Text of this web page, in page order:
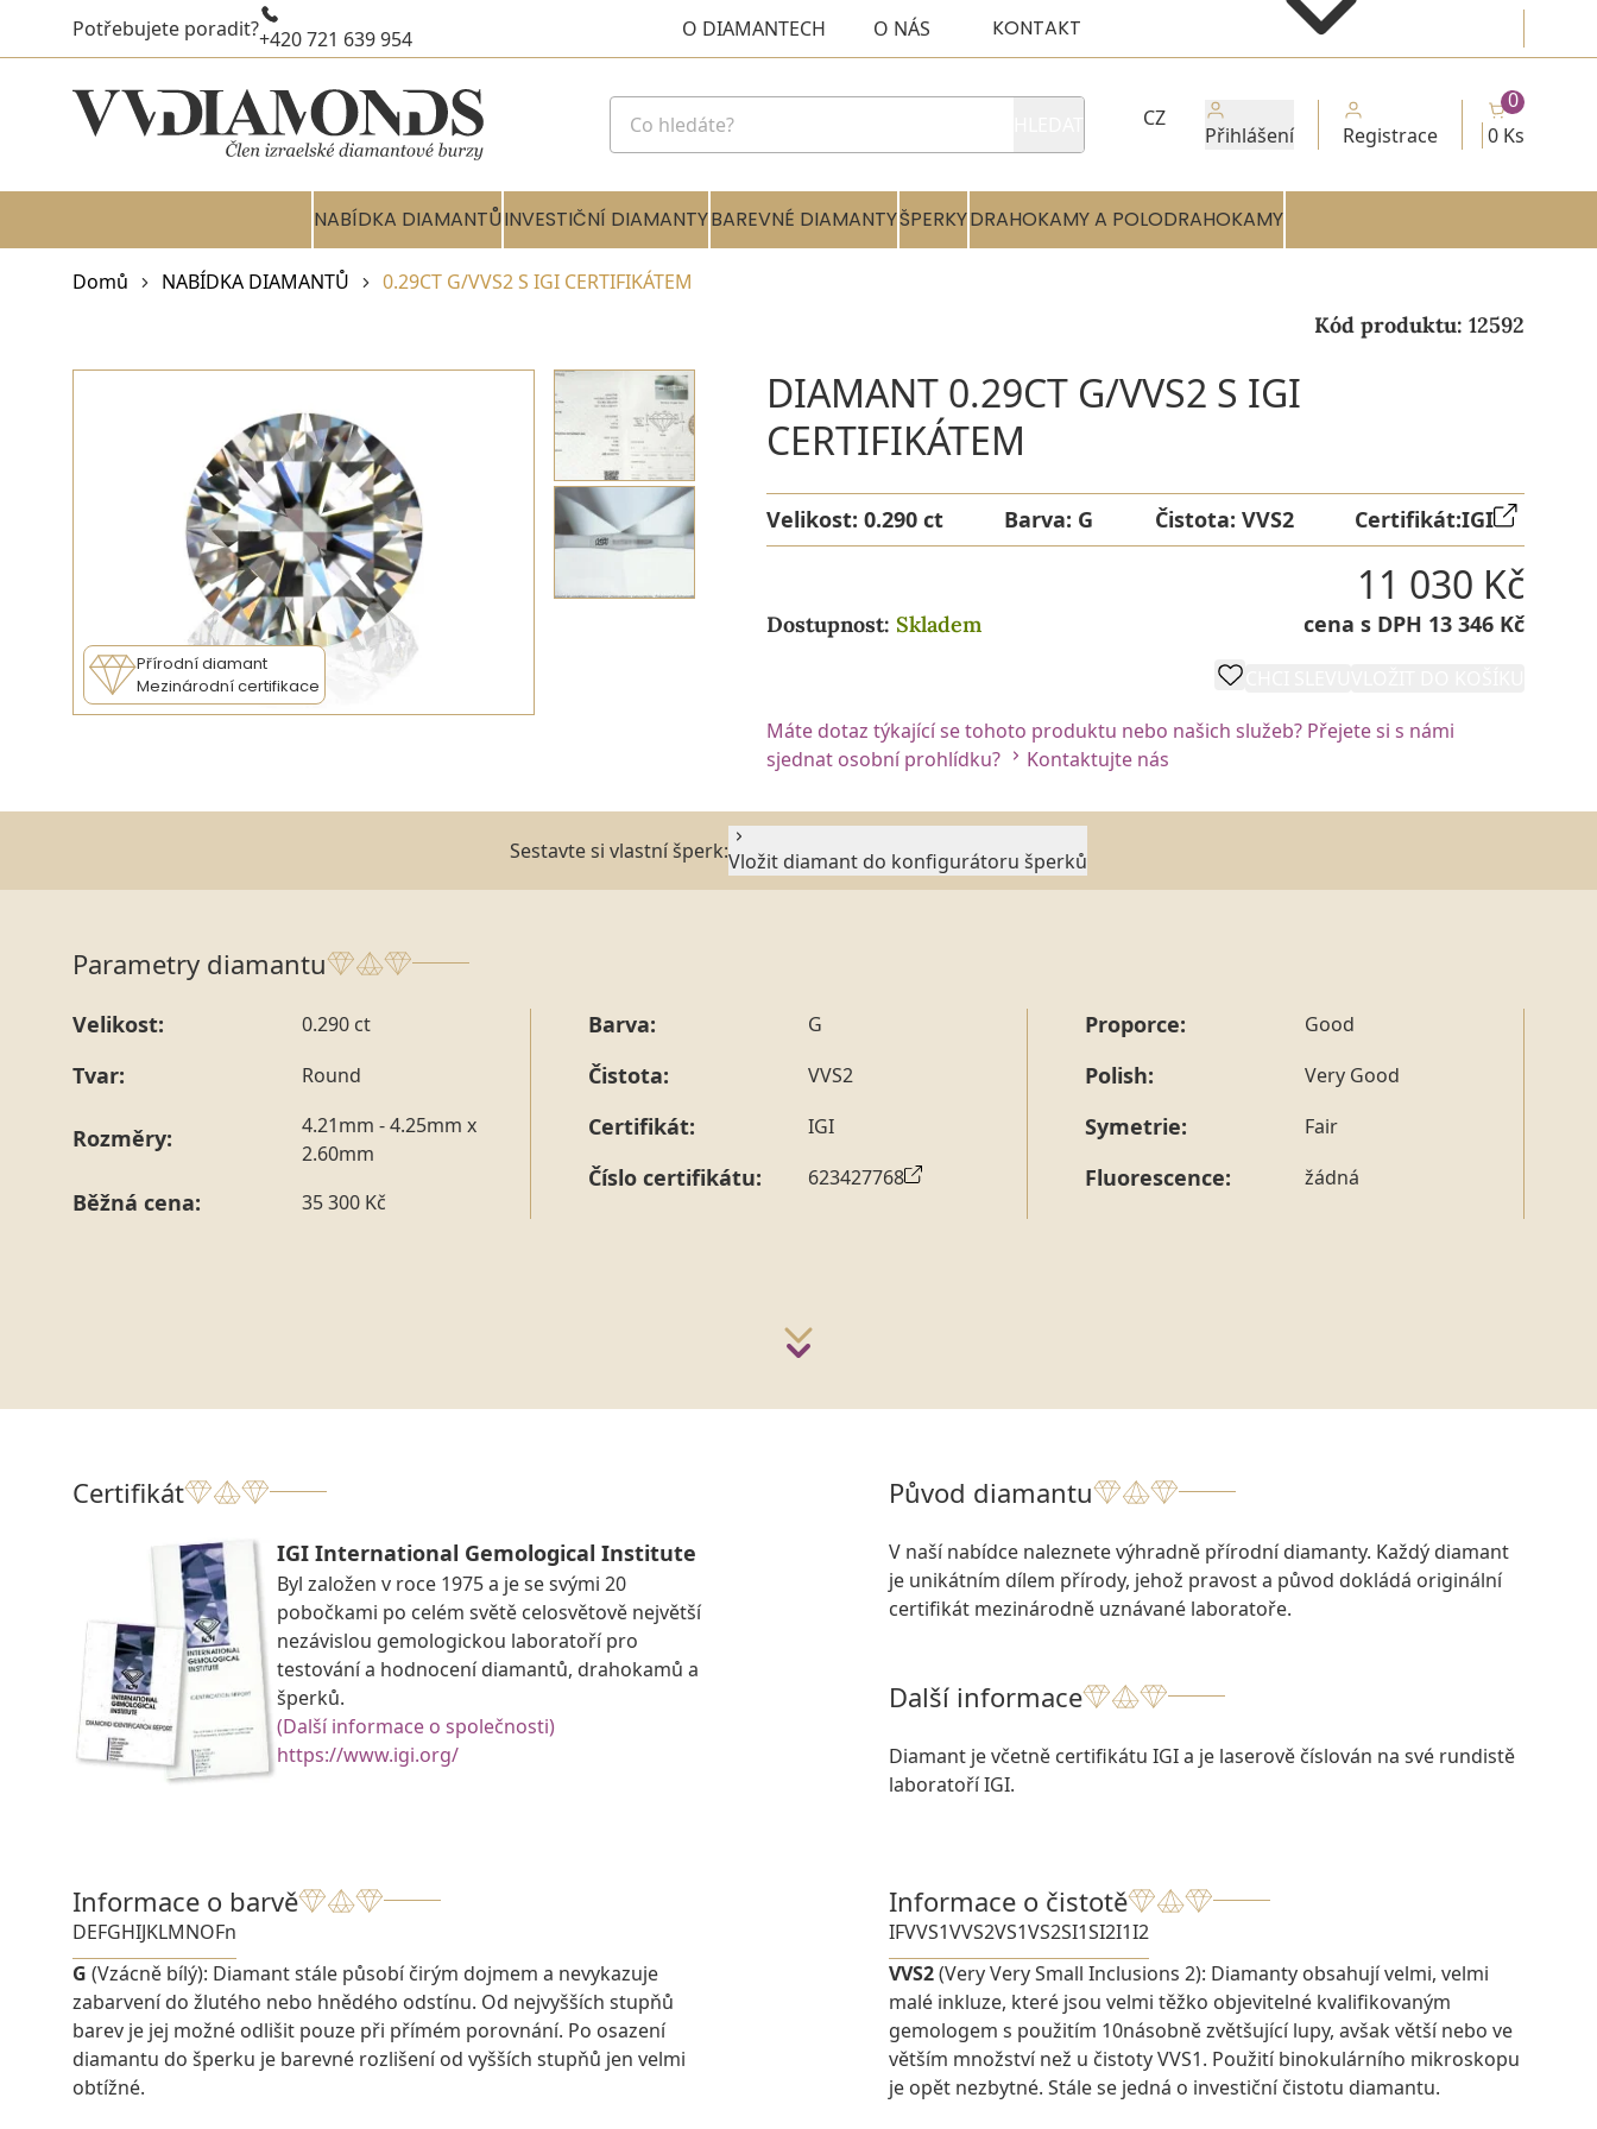
Potřebujete poradit?+420 721 639 954 O DIAMANTECH O NÁS KONTAKT
CZ
Přihlášení Registrace 0 Ks
0
NABÍDKA DIAMANTŮINVESTIČNÍ DIAMANTYBAREVNÉ DIAMANTYŠPERKYDRAHOKAMY A POLODRAHOKAMY
Domů NABÍDKA DIAMANTŮ 0.29CT G/VVS2 S IGI CERTIFIKÁTEM
Kód produktu: 12592
Přírodní diamant
Mezinárodní certifikace
DIAMANT 0.29CT G/VVS2 S IGI
CERTIFIKÁTEM
Velikost: 0.290 ct Barva: G Čistota: VVS2 Certifikát:IGI
Dostupnost: Skladem
11 030 Kč
cena s DPH 13 346 Kč
Máte dotaz týkající se tohoto produktu nebo našich služeb? Přejete si s námi
sjednat osobní prohlídku?
Kontaktujte nás
Sestavte si vlastní šperk:Vložit diamant do konfigurátoru šperků
Parametry diamantu
Velikost: 0.290 ct
Tvar: Round
Rozměry:
4.21mm - 4.25mm x
2.60mm
Běžná cena: 35 300 Kč
Barva: G
Čistota: VVS2
Certifikát: IGI
Číslo certifikátu: 623427768
Proporce: Good
Polish: Very Good
Symetrie: Fair
Fluorescence: žádná
Certifikát
IGI International Gemological Institute
Byl založen v roce 1975 a je se svými 20
pobočkami po celém světě celosvětově největší
nezávislou gemologickou laboratoří pro
testování a hodnocení diamantů, drahokamů a
šperků.
(Další informace o společnosti)
https://www.igi.org/
Původ diamantu
V naší nabídce naleznete výhradně přírodní diamanty. Každý diamant
je unikátním dílem přírody, jehož pravost a původ dokládá originální
certifikát mezinárodně uznávané laboratoře.
Další informace
Diamant je včetně certifikátu IGI a je laserově číslován na své rundistě
laboratoří IGI.
Informace o barvě
DEFGHIJKLMNOFn
G (Vzácně bílý): Diamant stále působí čirým dojmem a nevykazuje
zabarvení do žlutého nebo hnědého odstínu. Od nejvyšších stupňů
barev je jej možné odlišit pouze při přímém porovnání. Po osazení
diamantu do šperku je barevné rozlišení od vyšších stupňů jen velmi
obtížné.
Informace o čistotě
IFVVS1VVS2VS1VS2SI1SI2I1I2
VVS2(Very Very Small Inclusions 2): Diamanty obsahují velmi, velmi
malé inkluze, které jsou velmi těžko objevitelné kvalifikovaným
gemologem s použitím 10násobně zvětšující lupy, avšak větší nebo ve
větším množství než u čistoty VVS1. Použití binokulárního mikroskopu
je opět nezbytné. Stále se jedná o investiční čistotu diamantu.